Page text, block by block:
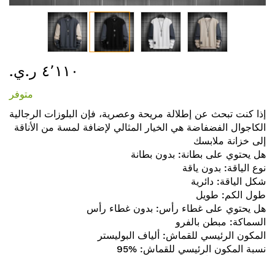
إلى
معرض
الصور
٤٬١١٠ ر.ي.‏
متوفر
إذا كنت تبحث عن إطلالة مريحة وعصرية، فإن البلوزات الرجالية
الكاجوال الفضفاضة هي الخيار المثالي لإضافة لمسة من الأناقة
إلى خزانة ملابسك
هل يحتوي على بطانة: بدون بطانة
نوع الياقة: بدون ياقة
شكل الياقة: دائرية
طول الكم: طويل
هل يحتوي على غطاء رأس: بدون غطاء رأس
السماكة: مبطن بالفرو
المكون الرئيسي للقماش: ألياف البوليستر
نسبة المكون الرئيسي للقماش: %95